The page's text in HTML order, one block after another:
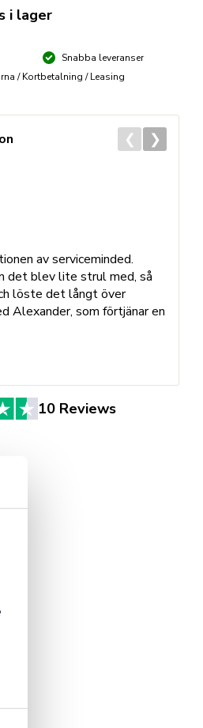
i lager
Snabba leveranser
/ Kortbetalning / Leasing
10 Reviews
av serviceminded.
det blev lite strul med, så
löste det långt över
Alexander, som förtjänar en
❮ ❯